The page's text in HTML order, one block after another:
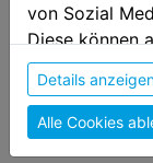
von Sozial
Diese können
sie unsere
Einwilligung
Details
Alle Cookies